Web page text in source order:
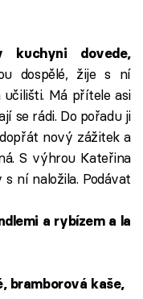
dovede,
dospělé, žije s ní
Má přítele asi
se rádi. Do pořadu ji
nový zážitek a
S výhrou Kateřina
ní naložila. Podávat
a rybízem a la
bramborová kaše,